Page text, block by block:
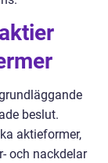
beslut.
aktieformer,
och nackdelar